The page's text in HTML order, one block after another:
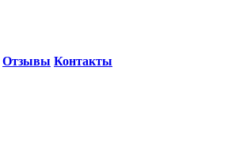
Отзывы Контакты